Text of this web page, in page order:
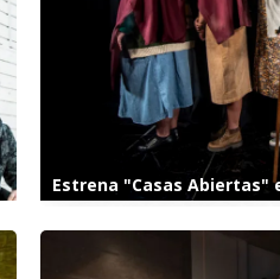
Estrena "Casas Abiertas"